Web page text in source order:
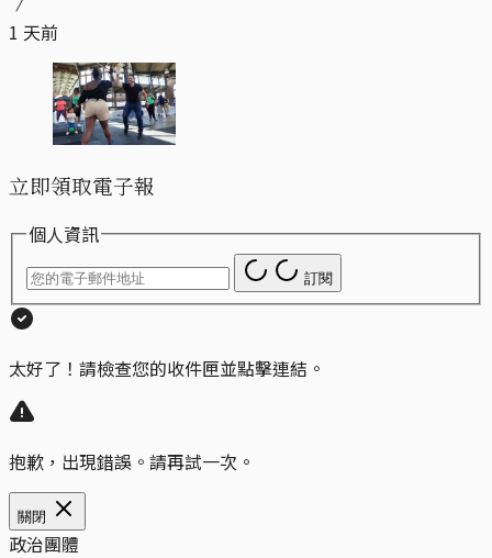
1 天前
立即領取電子報
個人資訊
訂閱
太好了！請檢查您的收件匣並點擊連結。
抱歉，出現錯誤。請再試一次。
關閉
政治團體